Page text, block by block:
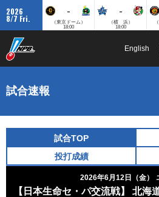
2026
8/7 Fri.
-
（東京ドーム）
18:00
-
（横 浜）
18:00
English
試合速報
試合TOP
投打成績
2026年6月12日（金）
【日本生命セ・パ交流戦】 北海